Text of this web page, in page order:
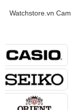
Watchstore.vn